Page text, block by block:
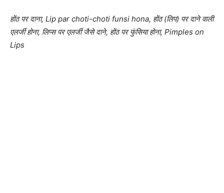
होंठ पर दाना, Lip par choti-choti funsi hona, होंठ (लिप) पर दाने वाली
एलर्जी होना, लिप्स पर एलर्जी जैसे दाने, होंठ पर फुंसिया होना, Pimples on
Lips